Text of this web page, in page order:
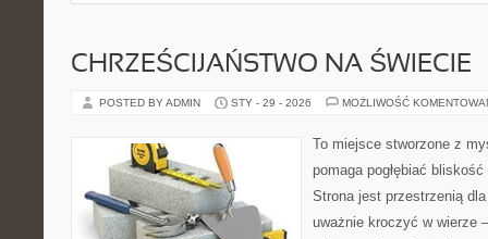
CHRZEŚCIJAŃSTWO NA ŚWIECIE
POSTED BY ADMIN STY - 29 - 2026 MOŻLIWOŚĆ
To miejsce stworzone z
pomaga pogłębiać
Strona jest przestrzenią
uważnie kroczyć w wierze